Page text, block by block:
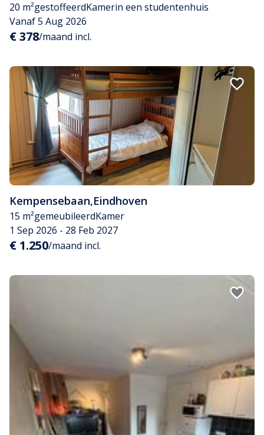
20 m²gestoffeerdKamerin een studentenhuis
Vanaf 5 Aug 2026
€ 378/maand incl.
Kempensebaan,Eindhoven
15 m²gemeubileerdKamer
1 Sep 2026 - 28 Feb 2027
€ 1.250/maand incl.